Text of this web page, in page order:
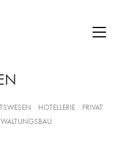
HOTELLERIE
PRIVAT